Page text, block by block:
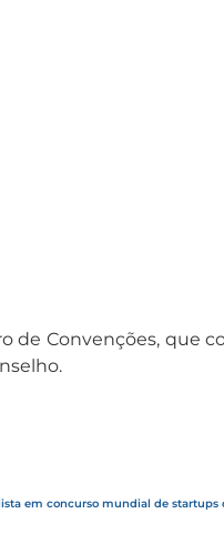
de Convenções, que
em concurso mundial de startups